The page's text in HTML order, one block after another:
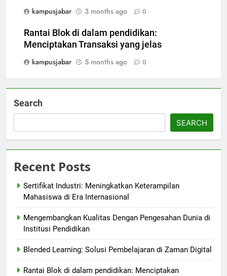
kampusjabar
3 months ago 0
Rantai Blok di dalam pendidikan:
Menciptakan Transaksi yang jelas
kampusjabar
5 months ago 0
Search
SEARCH
Recent Posts
Sertifikat Industri: Meningkatkan Keterampilan
Mahasiswa di Era Internasional
Mengembangkan Kualitas Dengan Pengesahan Dunia di
Institusi Pendidikan
Blended Learning: Solusi Pembelajaran di Zaman Digital
Rantai Blok di dalam pendidikan: Menciptakan